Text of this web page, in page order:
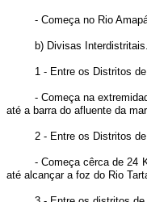
- Começa no Rio
b) Divisas Interdistritais.
1 - Entre os Distritos
- Começa na
até a barra do afluente da
2 - Entre os Distritos
- Começa cêrca de 24
até alcançar a foz do Rio